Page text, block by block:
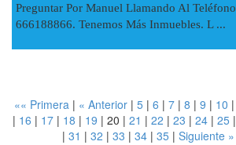
Preguntar Por Manuel Llamando Al Teléfono
666188866. Tenemos Más Inmuebles. L ...
«« Primera | « Anterior | 5 | 6 | 7 | 8 | 9 | 10 |
| 16 | 17 | 18 | 19 | 20 | 21 | 22 | 23 | 24 | 25 |
| 31 | 32 | 33 | 34| 35| Siguiente »